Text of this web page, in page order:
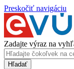
Preskočiť navigáciu
Zadajte výraz na
Hľadať